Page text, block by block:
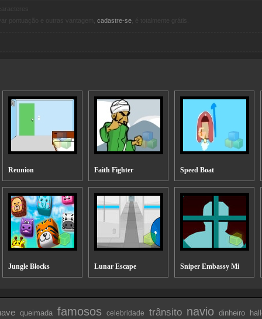
cadastre-se
Reunion Faith Fighter Speed Boat
Jungle Blocks Lunar Escape Sniper Embassy Mi
queimada famosos celebridade trânsito navio dinheiro